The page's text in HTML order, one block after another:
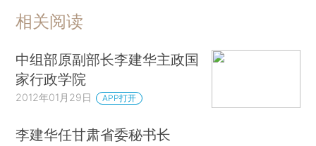
相关阅读
中组部原副部长李建华主政国
家行政学院
2012年01月29日 APP打开
李建华任甘肃省委秘书长